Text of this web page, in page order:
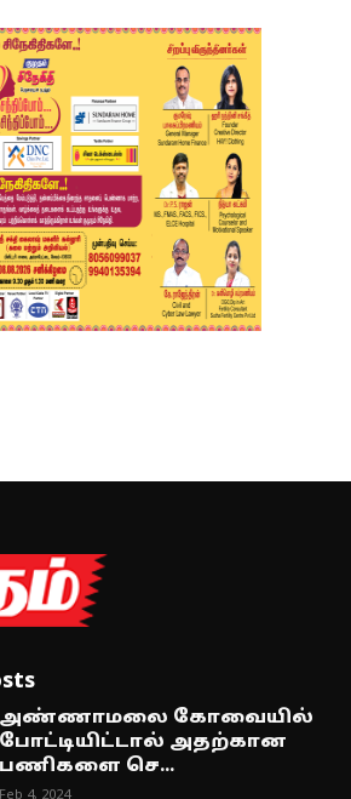
அண்ணாமலை கோவையில்
போட்டியிட்டால் அதற்கான
பணிகளை செ...
Feb 4, 2024